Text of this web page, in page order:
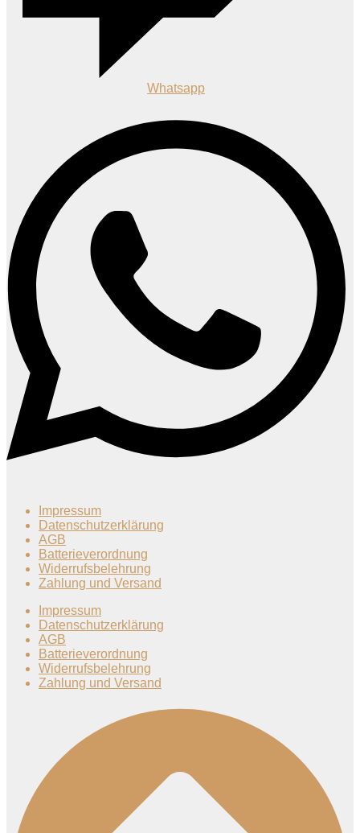
Whatsapp
Impressum
Datenschutzerklärung
AGB
Batterieverordnung
Widerrufsbelehrung
Zahlung und Versand
Impressum
Datenschutzerklärung
AGB
Batterieverordnung
Widerrufsbelehrung
Zahlung und Versand